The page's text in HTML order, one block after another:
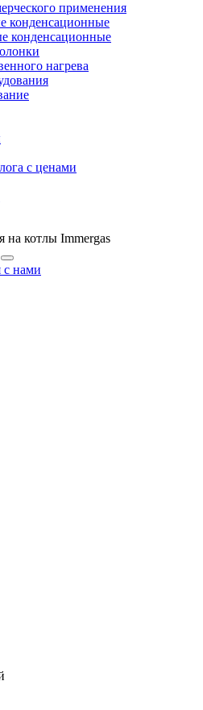
применения
конденсационные
конденсационные
нагрева
с ценами
на котлы Immergas
с нами